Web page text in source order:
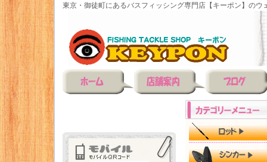
東京・御徒町にあるバスフィッシング専門店【キーポン】のウ